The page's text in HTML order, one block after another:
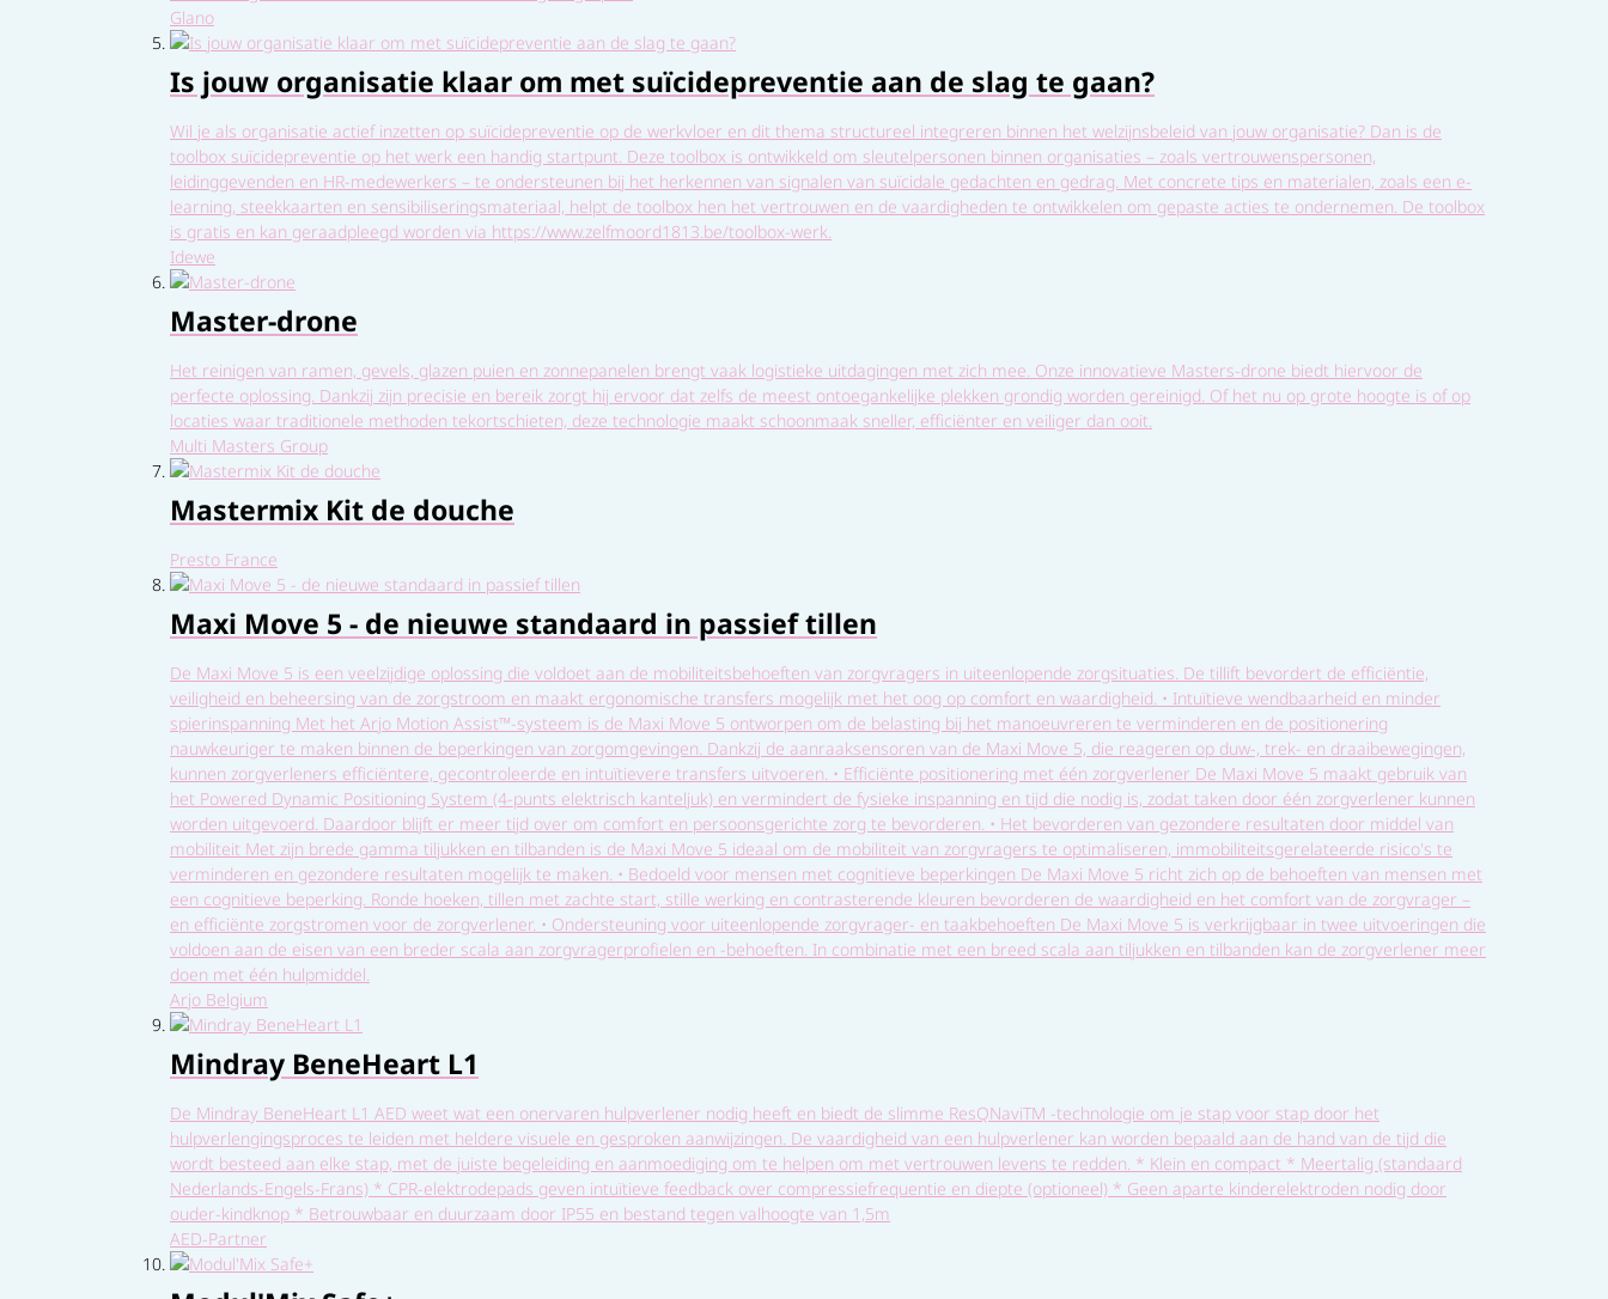
Glano
Is jouw organisatie klaar om met suïcidepreventie aan de slag te gaan?
Wil je als organisatie actief inzetten op suïcidepreventie op de werkvloer en dit thema structureel integreren binnen het welzijnsbeleid van jouw organisatie? Dan is de
toolbox suïcidepreventie op het werk een handig startpunt. Deze toolbox is ontwikkeld om sleutelpersonen binnen organisaties – zoals vertrouwenspersonen,
leidinggevenden en HR-medewerkers – te ondersteunen bij het herkennen van signalen van suïcidale gedachten en gedrag. Met concrete tips en materialen, zoals een e-
learning, steekkaarten en sensibiliseringsmateriaal, helpt de toolbox hen het vertrouwen en de vaardigheden te ontwikkelen om gepaste acties te ondernemen. De toolbox
is gratis en kan geraadpleegd worden via https://www.zelfmoord1813.be/toolbox-werk.
Idewe
Master-drone
Het reinigen van ramen, gevels, glazen puien en zonnepanelen brengt vaak logistieke uitdagingen met zich mee. Onze innovatieve Masters-drone biedt hiervoor de
perfecte oplossing. Dankzij zijn precisie en bereik zorgt hij ervoor dat zelfs de meest ontoegankelijke plekken grondig worden gereinigd. Of het nu op grote hoogte is of op
locaties waar traditionele methoden tekortschieten, deze technologie maakt schoonmaak sneller, efficiënter en veiliger dan ooit.
Multi Masters Group
Mastermix Kit de douche
Presto France
Maxi Move 5 - de nieuwe standaard in passief tillen
De Maxi Move 5 is een veelzijdige oplossing die voldoet aan de mobiliteitsbehoeften van zorgvragers in uiteenlopende zorgsituaties. De tillift bevordert de efficiëntie,
veiligheid en beheersing van de zorgstroom en maakt ergonomische transfers mogelijk met het oog op comfort en waardigheid. • Intuïtieve wendbaarheid en minder
spierinspanning Met het Arjo Motion Assist™-systeem is de Maxi Move 5 ontworpen om de belasting bij het manoeuvreren te verminderen en de positionering
nauwkeuriger te maken binnen de beperkingen van zorgomgevingen. Dankzij de aanraaksensoren van de Maxi Move 5, die reageren op duw-, trek- en draaibewegingen,
kunnen zorgverleners efficiëntere, gecontroleerde en intuïtievere transfers uitvoeren. • Efficiënte positionering met één zorgverlener De Maxi Move 5 maakt gebruik van
het Powered Dynamic Positioning System (4-punts elektrisch kanteljuk) en vermindert de fysieke inspanning en tijd die nodig is, zodat taken door één zorgverlener kunnen
worden uitgevoerd. Daardoor blijft er meer tijd over om comfort en persoonsgerichte zorg te bevorderen. • Het bevorderen van gezondere resultaten door middel van
mobiliteit Met zijn brede gamma tiljukken en tilbanden is de Maxi Move 5 ideaal om de mobiliteit van zorgvragers te optimaliseren, immobiliteitsgerelateerde risico's te
verminderen en gezondere resultaten mogelijk te maken. • Bedoeld voor mensen met cognitieve beperkingen De Maxi Move 5 richt zich op de behoeften van mensen met
een cognitieve beperking. Ronde hoeken, tillen met zachte start, stille werking en contrasterende kleuren bevorderen de waardigheid en het comfort van de zorgvrager –
en efficiënte zorgstromen voor de zorgverlener. • Ondersteuning voor uiteenlopende zorgvrager- en taakbehoeften De Maxi Move 5 is verkrijgbaar in twee uitvoeringen die
voldoen aan de eisen van een breder scala aan zorgvragerprofielen en -behoeften. In combinatie met een breed scala aan tiljukken en tilbanden kan de zorgverlener meer
doen met één hulpmiddel.
Arjo Belgium
Mindray BeneHeart L1
De Mindray BeneHeart L1 AED weet wat een onervaren hulpverlener nodig heeft en biedt de slimme ResQNaviTM -technologie om je stap voor stap door het
hulpverlengingsproces te leiden met heldere visuele en gesproken aanwijzingen. De vaardigheid van een hulpverlener kan worden bepaald aan de hand van de tijd die
wordt besteed aan elke stap, met de juiste begeleiding en aanmoediging om te helpen om met vertrouwen levens te redden. * Klein en compact * Meertalig (standaard
Nederlands-Engels-Frans) * CPR-elektrodepads geven intuïtieve feedback over compressiefrequentie en diepte (optioneel) * Geen aparte kinderelektroden nodig door
ouder-kindknop * Betrouwbaar en duurzaam door IP55 en bestand tegen valhoogte van 1,5m
AED-Partner